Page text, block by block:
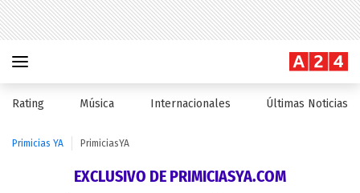
Rating Música Internacionales Últimas Noticias
Primicias YA PrimiciasYA
EXCLUSIVO DE PRIMICIASYA.COM